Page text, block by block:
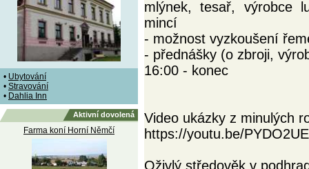
• Ubytování
• Stravování
• Dahlia Inn
Aktivní dovolená
Farma koní Horní Němčí
mlýnek, tesař, výrobce
mincí
- možnost vyzkoušení
- přednášky (o zbroji,
16:00 - konec
Video ukázky z minulých
https://youtu.be/
Oživlý středověk v